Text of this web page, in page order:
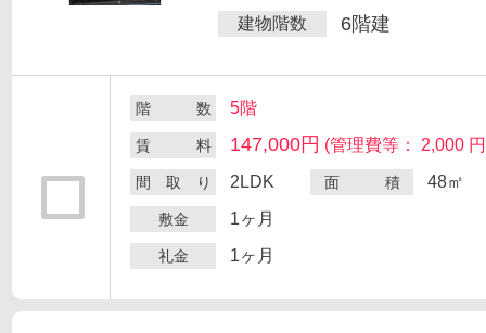
建物階数 6階建
階 数 5階
賃 料 147,000円 (管理費等： 2,000
間 取 り 2LDK 面 積 48㎡
敷金 1ヶ月
礼金 1ヶ月